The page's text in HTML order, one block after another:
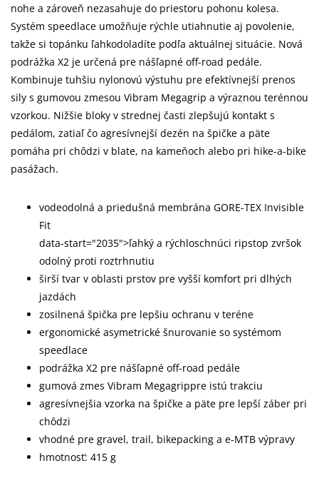
nohe a zároveň nezasahuje do priestoru pohonu kolesa.
Systém speedlace umožňuje rýchle utiahnutie aj povolenie,
takže si topánku ľahkodoladíte podľa aktuálnej situácie. Nová
podrážka X2 je určená pre nášľapné off-road pedále.
Kombinuje tuhšiu nylonovú výstuhu pre efektívnejší prenos
sily s gumovou zmesou Vibram Megagrip a výraznou terénnou
vzorkou. Nižšie bloky v strednej časti zlepšujú kontakt s
pedálom, zatiaľ čo agresívnejší dezén na špičke a päte
pomáha pri chôdzi v blate, na kameňoch alebo pri hike-a-bike
pasážach.
vodeodolná a priedušná membrána GORE-TEX Invisible
Fit
data-start="2035">ľahký a rýchloschnúci ripstop zvršok
odolný proti roztrhnutiu
širší tvar v oblasti prstov pre vyšší komfort pri dlhých
jazdách
zosilnená špička pre lepšiu ochranu v teréne
ergonomické asymetrické šnurovanie so systémom
speedlace
podrážka X2 pre nášľapné off-road pedále
gumová zmes Vibram Megagrippre istú trakciu
agresívnejšia vzorka na špičke a päte pre lepší záber pri
chôdzi
vhodné pre gravel, trail, bikepacking a e-MTB výpravy
hmotnosť: 415 g